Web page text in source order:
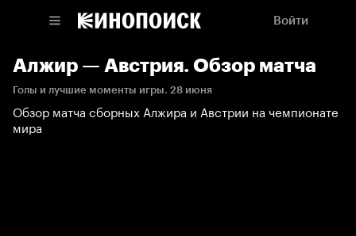
Войти
Алжир — Австрия. Обзор матча
Голы и лучшие моменты игры. 28 июня
Обзор матча сборных Алжира и Австрии на чемпионате
мира